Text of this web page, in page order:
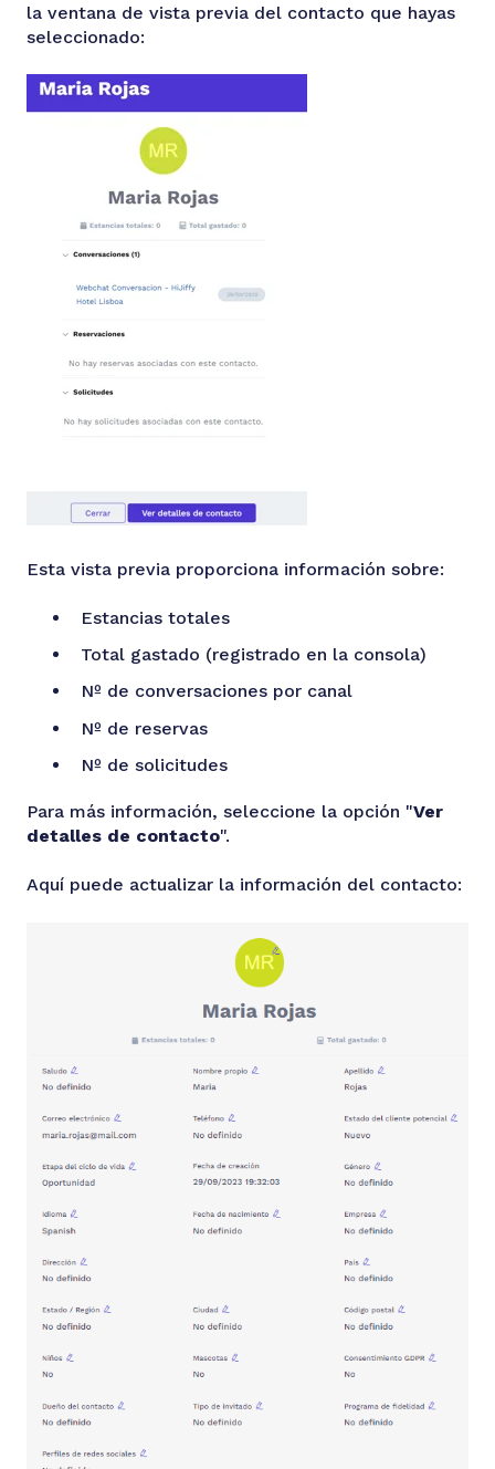
la ventana de vista previa del contacto que hayas
seleccionado:
Esta vista previa proporciona información sobre:
Estancias totales
Total gastado (registrado en la consola)
Nº de conversaciones por canal
Nº de reservas
Nº de solicitudes
Para más información, seleccione la opción "Ver
detalles de contacto".
Aquí puede actualizar la información del contacto: